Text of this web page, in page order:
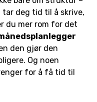
tar deg tid til å skrive,
du mer rom for det
den gjør den
Og noen
for å få tid til